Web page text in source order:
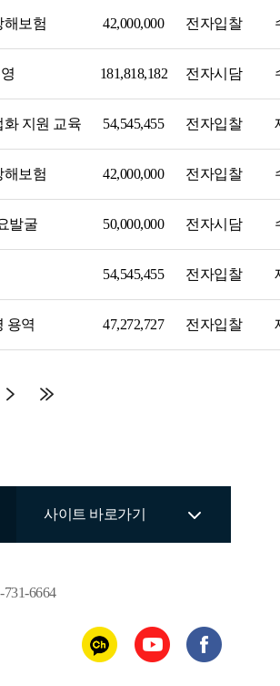
열린소통창구
해보험 42,000,000 전자입찰
181,818,182 전자시담
지원 교육 54,545,455 전자입찰
해보험 42,000,000 전자입찰
발굴 50,000,000 전자시담
54,545,455 전자입찰
용역 47,272,727 전자입찰
사이트 바로가기
6664